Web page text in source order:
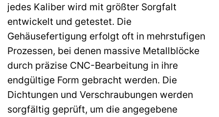
jedes Kaliber wird mit größter Sorgfalt
entwickelt und getestet. Die
Gehäusefertigung erfolgt oft in mehrstufigen
Prozessen, bei denen massive Metallblöcke
durch präzise CNC-Bearbeitung in ihre
endgültige Form gebracht werden. Die
Dichtungen und Verschraubungen werden
sorgfältig geprüft, um die angegebene